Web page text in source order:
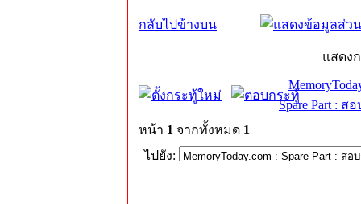
กลับไปข้างบน
แสดง
Spare Part : ส
หน้า 1 จากทั้งหมด 1
ไปยัง: